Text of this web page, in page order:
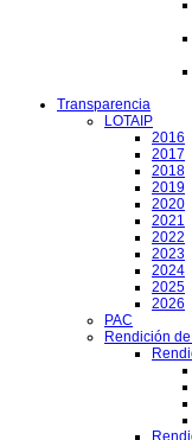
Transparencia
LOTAIP
2016
2017
2018
2019
2020
2021
2022
2023
2024
2025
2026
PAC
Rendición